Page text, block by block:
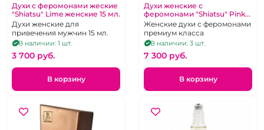
Духи с феромонами жеские
"Shiatsu" Lime женские 15 мл.
Духи женские для
привечения мужчин 15 мл.
В наличии: 1 шт.
3 700 pуб.
В корзину
Духи женские с
феромонами "Shiatsu" Pink
50 мл.
Женские духи с феромонами
премиум класса
В наличии: 3 шт.
7 300 pуб.
В корзину